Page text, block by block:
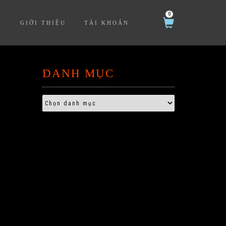
GIỚI THIỆU TÀI KHOẢN
0
DANH MỤC